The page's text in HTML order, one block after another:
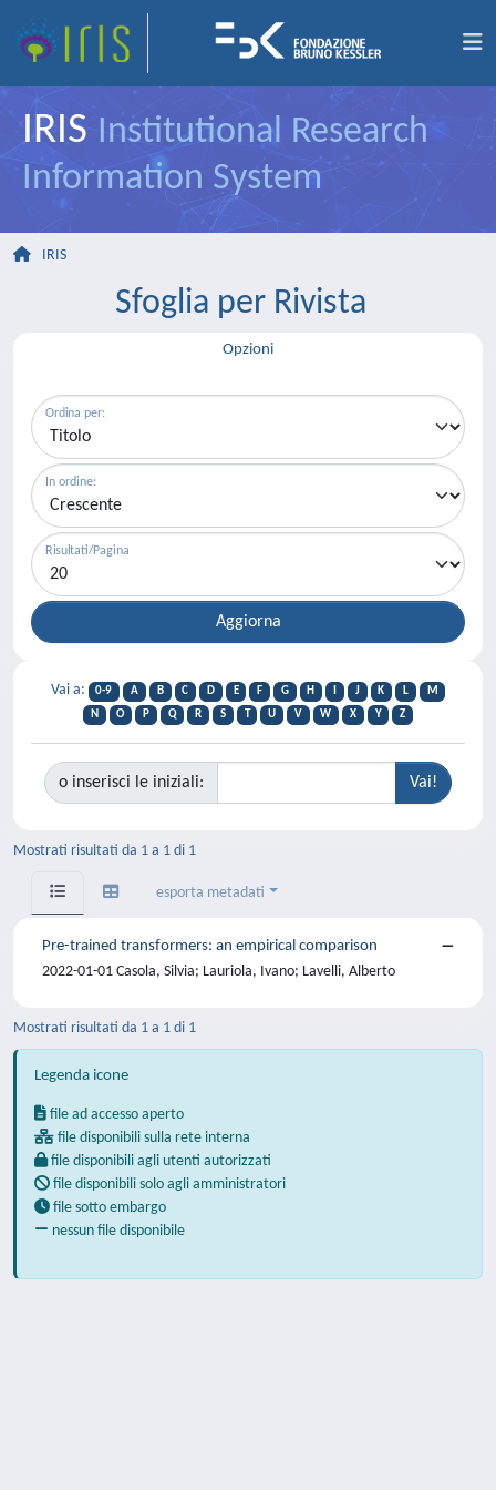
IRIS Institutional Research
Information System
IRIS
Sfoglia per Rivista
Opzioni
Ordina per:
In ordine:
Risultati/Pagina
Vai a: 0-9 A B C D E F G H J K L
M
N
O P Q R S T U V W X Y Z
o inserisci le iniziali:
Mostrati risultati da 1 a 1 di 1
esporta metadati
Pre-trained transformers: an empirical comparison
2022-01-01 Casola, Silvia; Lauriola, Ivano; Lavelli, Alberto
Mostrati risultati da 1 a 1 di 1
Legenda icone
file ad accesso aperto
file disponibili sulla rete interna
file disponibili agli utenti autorizzati
file disponibili solo agli amministratori
file sotto embargo
nessun file disponibile